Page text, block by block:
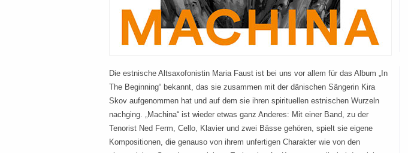
Die estnische Altsaxofonistin Maria Faust ist bei uns vor allem für das Album „In
The Beginning“ bekannt, das sie zusammen mit der dänischen Sängerin Kira
Skov aufgenommen hat und auf dem sie ihren spirituellen estnischen Wurzeln
nachging. „Machina“ ist wieder etwas ganz Anderes: Mit einer Band, zu der
Tenorist Ned Ferm, Cello, Klavier und zwei Bässe gehören, spielt sie eigene
Kompositionen, die genauso von ihrem unfertigen Charakter wie von den